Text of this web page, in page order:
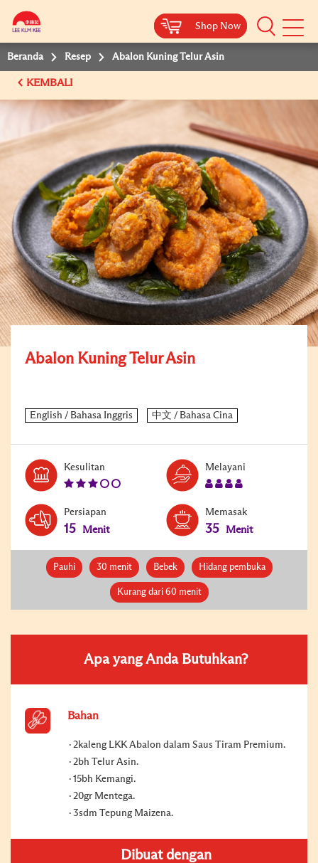
Shop Now
Shop Now
Beranda Resep Abalon Kuning Telur Asin
KEMBALI
Abalon Kuning Telur Asin
Kesulitan Melayani
Persiapan
15 Menit
Memasak
35 Menit
Pauhi 30 menit Bebek Hidang pembuka
Kurang dari 60 menit
Apa yang Anda Butuhkan?
Bahan
2kaleng LKK Abalon dalam Saus Tiram Premium.
2bh Telur Asin.
15bh Kemangi.
20gr Mentega.
3sdm Tepung Maizena.
Dibuat dengan